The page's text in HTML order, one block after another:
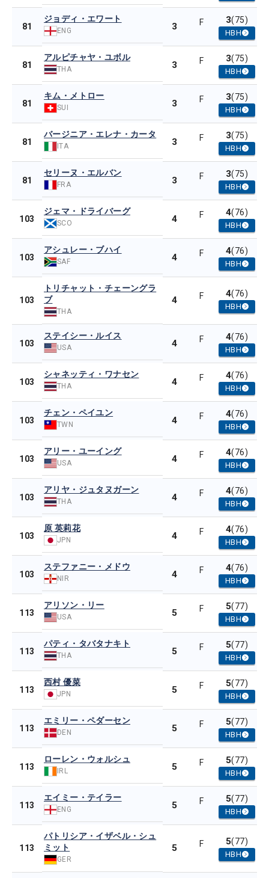
81
ジョディ・エワート
ENG 3 F 3(75)
HBH
81
アルピチャヤ・ユボル
THA 3 F 3(75)
HBH
81
キム・メトロー
SUI 3 F 3(75)
HBH
81
バージニア・エレナ・カータ
ITA 3 F 3(75)
HBH
81
セリーヌ・エルバン
FRA 3 F 3(75)
HBH
103
ジェマ・ドライバーグ
SCO 4 F 4(76)
HBH
103
アシュレー・ブハイ
SAF 4 F 4(76)
HBH
103
トリチャット・チェーングラ
ブ
THA
4 F 4(76)
HBH
103
ステイシー・ルイス
USA 4 F 4(76)
HBH
103
シャネッティ・ワナセン
THA 4 F 4(76)
HBH
103
チェン・ペイユン
TWN 4 F 4(76)
HBH
103
アリー・ユーイング
USA 4 F 4(76)
HBH
103
アリヤ・ジュタヌガーン
THA 4 F 4(76)
HBH
103
原 英莉花
JPN 4 F 4(76)
HBH
103
ステファニー・メドウ
NIR 4 F 4(76)
HBH
113
アリソン・リー
USA 5 F 5(77)
HBH
113
パティ・タバタナキト
THA 5 F 5(77)
HBH
113
西村 優菜
JPN 5 F 5(77)
HBH
113
エミリー・ペダーセン
DEN 5 F 5(77)
HBH
113
ローレン・ウォルシュ
IRL 5 F 5(77)
HBH
113
エイミー・テイラー
ENG 5 F 5(77)
HBH
113
パトリシア・イザベル・シュ
ミット
GER
5 F 5(77)
HBH